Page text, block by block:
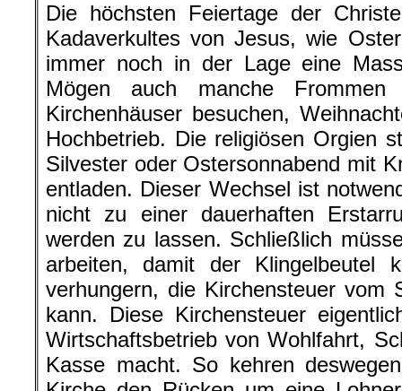
Die höchsten Feiertage der
Kadaverkultes von Jesus, wie
immer noch in der Lage eine
Mögen auch manche
Kirchenhäuser besuchen,
Hochbetrieb. Die religiösen Orgien
Silvester oder Ostersonnabend mit
entladen. Dieser Wechsel ist
nicht zu einer dauerhaften
werden zu lassen. Schließlich
arbeiten, damit der Klingelbeutel
verhungern, die Kirchensteuer vom
kann. Diese Kirchensteuer
Wirtschaftsbetrieb von Wohlfahrt,
Kasse macht. So kehren